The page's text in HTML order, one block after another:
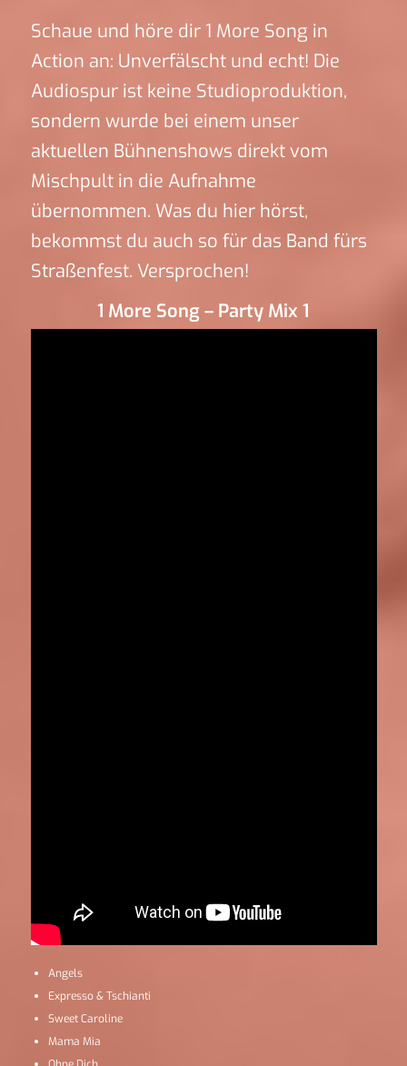
Schaue und höre dir 1 More Song in
Action an: Unverfälscht und echt! Die
Audiospur ist keine Studioproduktion,
sondern wurde bei einem unser
aktuellen Bühnenshows direkt vom
Mischpult in die Aufnahme
übernommen. Was du hier hörst,
bekommst du auch so für das Band fürs
Straßenfest. Versprochen!
1 More Song – Party Mix 1
Angels
Expresso & Tschianti
Sweet Caroline
Mama Mia